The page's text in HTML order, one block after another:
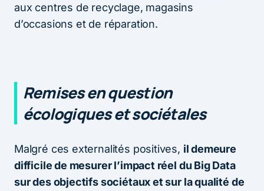
aux centres de recyclage, magasins
d’occasions et de réparation.
Remises en question
écologiques et sociétales
Malgré ces externalités positives, il demeure
difficile de mesurer l’impact réel du Big Data
sur des objectifs sociétaux et sur la qualité de